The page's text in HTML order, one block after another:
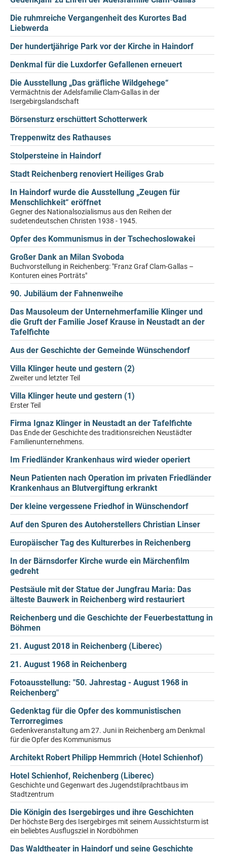
Die ruhmreiche Vergangenheit des Kurortes Bad
Liebwerda
Der hundertjährige Park vor der Kirche in Haindorf
Denkmal für die Luxdorfer Gefallenen erneuert
Die Ausstellung „Das gräfliche Wildgehege“
Vermächtnis der Adelsfamilie Clam-Gallas in der
Isergebirgslandschaft
Börsensturz erschüttert Schotterwerk
Treppenwitz des Rathauses
Stolpersteine in Haindorf
Stadt Reichenberg renoviert Heiliges Grab
In Haindorf wurde die Ausstellung „Zeugen für
Menschlichkeit“ eröffnet
Gegner des Nationalsozialismus aus den Reihen der
sudetendeutschen Christen 1938 - 1945.
Opfer des Kommunismus in der Tschechoslowakei
Großer Dank an Milan Svoboda
Buchvorstellung in Reichenberg: "Franz Graf Clam-Gallas –
Konturen eines Porträts"
90. Jubiläum der Fahnenweihe
Das Mausoleum der Unternehmerfamilie Klinger und
die Gruft der Familie Josef Krause in Neustadt an der
Tafelfichte
Aus der Geschichte der Gemeinde Wünschendorf
Villa Klinger heute und gestern (2)
Zweiter und letzter Teil
Villa Klinger heute und gestern (1)
Erster Teil
Firma Ignaz Klinger in Neustadt an der Tafelfichte
Das Ende der Geschichte des traditionsreichen Neustädter
Familienunternehmens.
Im Friedländer Krankenhaus wird wieder operiert
Neun Patienten nach Operation im privaten Friedländer
Krankenhaus an Blutvergiftung erkrankt
Der kleine vergessene Friedhof in Wünschendorf
Auf den Spuren des Autoherstellers Christian Linser
Europäischer Tag des Kulturerbes in Reichenberg
In der Bärnsdorfer Kirche wurde ein Märchenfilm
gedreht
Pestsäule mit der Statue der Jungfrau Maria: Das
älteste Bauwerk in Reichenberg wird restauriert
Reichenberg und die Geschichte der Feuerbestattung in
Böhmen
21. August 2018 in Reichenberg (Liberec)
21. August 1968 in Reichenberg
Fotoausstellung: "50. Jahrestag - August 1968 in
Reichenberg"
Gedenktag für die Opfer des kommunistischen
Terrorregimes
Gedenkveranstaltung am 27. Juni in Reichenberg am Denkmal
für die Opfer des Kommunismus
Architekt Robert Philipp Hemmrich (Hotel Schienhof)
Hotel Schienhof, Reichenberg (Liberec)
Geschichte und Gegenwart des Jugendstilprachtbaus im
Stadtzentrum
Die Königin des Isergebirges und ihre Geschichten
Der höchste Berg des Isergebirges mit seinem Aussichtsturm ist
ein beliebtes Ausflugsziel in Nordböhmen
Das Waldtheater in Haindorf und seine Geschichte